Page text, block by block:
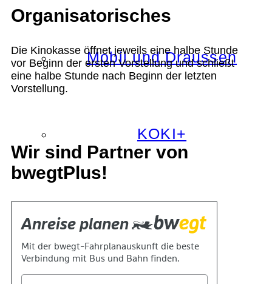
Mobil und Draussen
KOKI+
Organisatorisches
Die Kinokasse öffnet jeweils eine halbe Stunde
vor Beginn der ersten Vorstellung und schließt
eine halbe Stunde nach Beginn der letzten
Vorstellung.
Wir sind Partner von
bwegtPlus!